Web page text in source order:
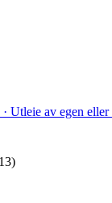
Utleie av egen eller
13)